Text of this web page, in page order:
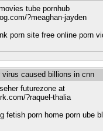
tube pornhub
?meaghan-jayden
porn site free online porn
caused billions in cnn
futurezone at
?raquel-thalia
fetish porn home porn ube